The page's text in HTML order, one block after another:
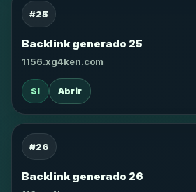
#25
Backlink generado 25
1156.xg4ken.com
SI Abrir
#26
Backlink generado 26